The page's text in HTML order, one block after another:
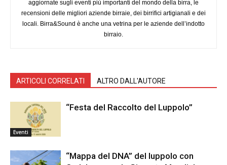
aggiornate sugli eventi più importanti del mondo della birra, le
recensioni delle migliori aziende birraie, dei birrifici artigianali e dei
locali. Birra&Sound è anche una vetrina per le aziende dell’indotto
birraio.
ARTICOLI CORRELATI ALTRO DALL'AUTORE
Eventi
“Festa del Raccolto del Luppolo”
“Mappa del DNA” del luppolo con